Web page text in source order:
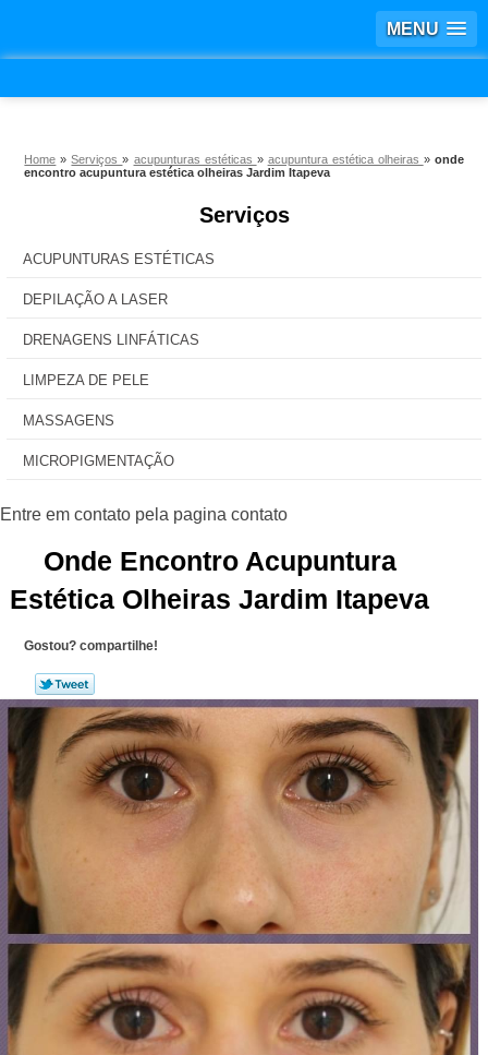
MENU
Home »Serviços» acupunturas estéticas » acupuntura estética olheiras » onde
encontro acupuntura estética olheiras Jardim Itapeva
Serviços
ACUPUNTURAS ESTÉTICAS
DEPILAÇÃO A LASER
DRENAGENS LINFÁTICAS
LIMPEZA DE PELE
MASSAGENS
MICROPIGMENTAÇÃO
Onde Encontro Acupuntura
Estética Olheiras Jardim Itapeva
Gostou? compartilhe!